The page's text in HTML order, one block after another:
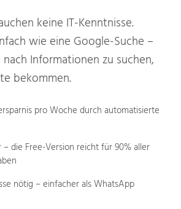
keine IT-Kenntnisse.
wie eine Google-Suche –
Informationen zu suchen,
bekommen.
pro Woche durch automatisierte
– die Free-Version reicht für 90% aller
nötig – einfacher als WhatsApp